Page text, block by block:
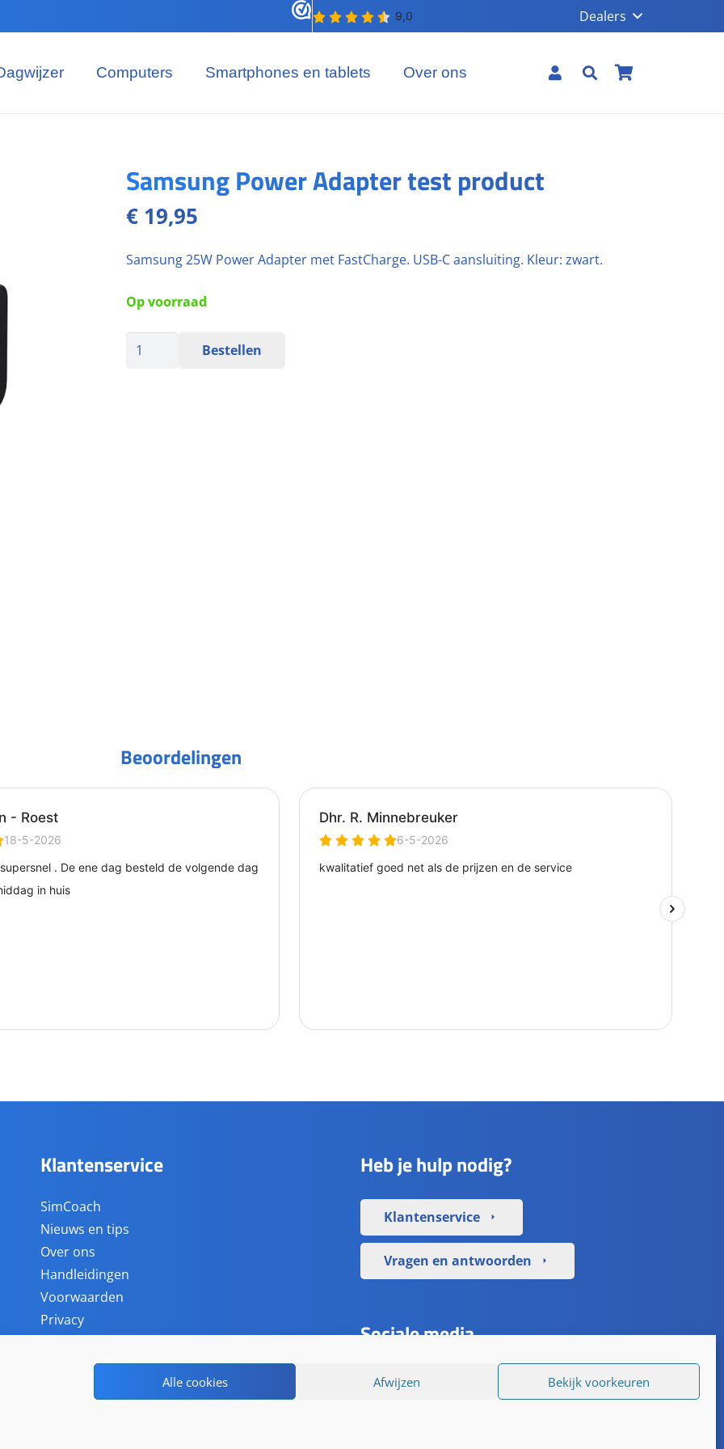
Alle cookies Afwijzen Bekijk voorkeuren
Dealers
Computers Smartphones en tablets Over ons
Samsung Power Adapter test product
€19,95
Samsung 25W Power Adapter met FastCharge. USB-C aansluiting. Kleur: zwart.
Op voorraad
Bestellen
Beoordelingen
Klantenservice
SimCoach
Nieuws en tips
Over ons
Handleidingen
Voorwaarden
Privacy
Verkooppunten
Heb je hulp nodig?
Klantenservice arrow_right
Vragen en antwoorden arrow_right
Sociale media